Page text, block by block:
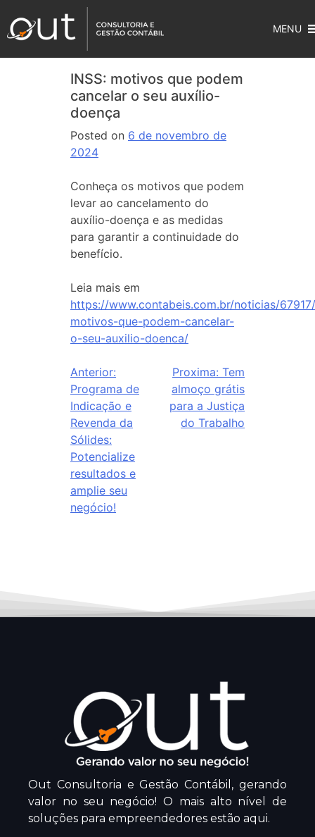
MENU
INSS: motivos que podem
cancelar o seu auxílio-
doença
Posted on 6 de novembro de
2024
Conheça os motivos que podem
levar ao cancelamento do
auxílio-doença e as medidas
para garantir a continuidade do
benefício.
Leia mais em
https://www.contabeis.com.br/noticias/
motivos-que-podem-cancelar-
o-seu-auxilio-doenca/
Anterior:
Programa de
Indicação e
Revenda da
Sólides:
Potencialize
resultados e
amplie seu
negócio!
Proxima: Tem
almoço grátis
para a Justiça
do Trabalho
Out Consultoria e Gestão Contábil, gerando
valor no seu negócio! O mais alto nível de
soluções para empreendedores estão aqui.